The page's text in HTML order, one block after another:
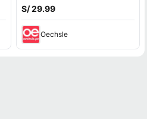
S/ 29.99
Oechsle